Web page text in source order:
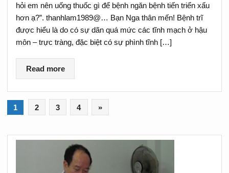
hỏi em nên uống thuốc gì để bệnh ngăn bệnh tiến triển xấu
hơn ạ?”. thanhlam1989@… Bạn Nga thân mến! Bệnh trĩ
được hiểu là do có sự dãn quá mức các tĩnh mạch ở hậu
môn – trực tràng, đặc biệt có sự phình tĩnh […]
Read more
1 2 3 4 »